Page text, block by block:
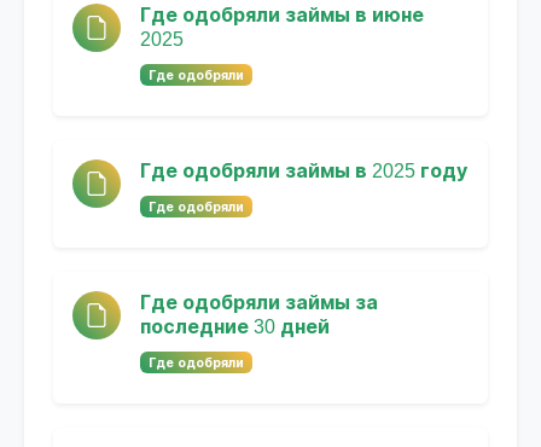
Где одобряли займы в июне
2025
Где одобряли
Где одобряли займы в 2025 году
Где одобряли
Где одобряли займы за
последние 30 дней
Где одобряли